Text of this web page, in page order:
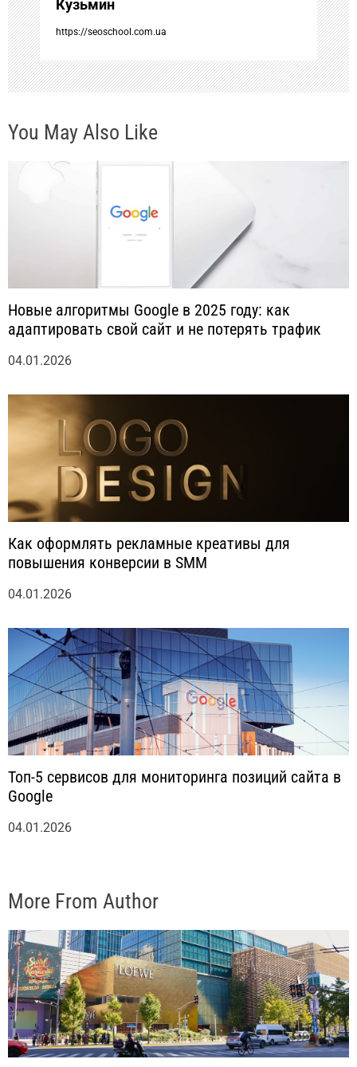
п
и
с
я
Кузьмин
https://seoschool.com.ua
You May Also Like
Новые алгоритмы Google в 2025 году: как
адаптировать свой сайт и не потерять трафик
04.01.2026
Как оформлять рекламные креативы для
повышения конверсии в SMM
04.01.2026
Топ-5 сервисов для мониторинга позиций сайта в
Google
04.01.2026
More From Author